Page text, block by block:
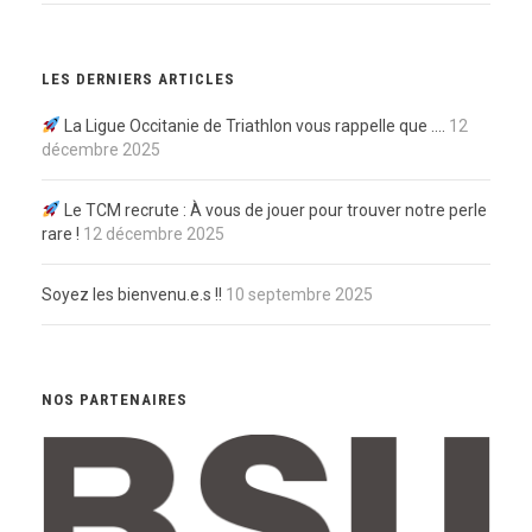
LES DERNIERS ARTICLES
La Ligue Occitanie de Triathlon vous rappelle que ….
12
décembre 2025
Le TCM recrute : À vous de jouer pour trouver notre perle
rare ! 12 décembre 2025
Soyez les bienvenu.e.s !! 10 septembre 2025
NOS PARTENAIRES
LEGEND WHEELS
RRUNNING